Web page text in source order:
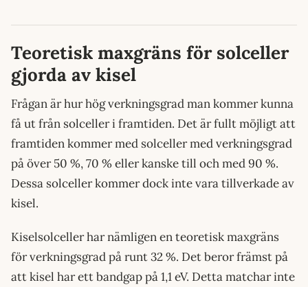
Teoretisk maxgräns för solceller
gjorda av kisel
Frågan är hur hög verkningsgrad man kommer kunna
få ut från solceller i framtiden. Det är fullt möjligt att
framtiden kommer med solceller med verkningsgrad
på över 50 %, 70 % eller kanske till och med 90 %.
Dessa solceller kommer dock inte vara tillverkade av
kisel.
Kiselsolceller har nämligen en teoretisk maxgräns
för verkningsgrad på runt 32 %. Det beror främst på
att kisel har ett bandgap på 1,1 eV. Detta matchar inte